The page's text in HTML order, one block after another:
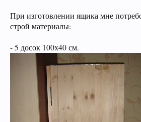
Пиво содержит витамин В,
нам поддерживать здоровую
мышечный тонус, борется с
сердечно-сосудистой и
При изготовлении ящика мне
строй материалы:
- 5 досок 100х40 см.